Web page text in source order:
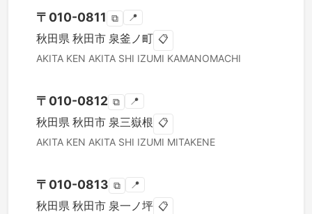
〒 010-0811 ⧉ 📍
秋田県 秋田市 泉釜ノ町 📋
AKITA KEN AKITA SHI IZUMI KAMANOMACHI
〒 010-0812 ⧉ 📍
秋田県 秋田市 泉三嶽根 📋
AKITA KEN AKITA SHI IZUMI MITAKENE
〒 010-0813 ⧉ 📍
秋田県 秋田市 泉一ノ坪 📋